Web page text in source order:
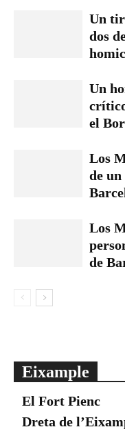
Un
dos
Un
el
Los
de
Los
de
Eixample
El Fort Pienc
Dreta de